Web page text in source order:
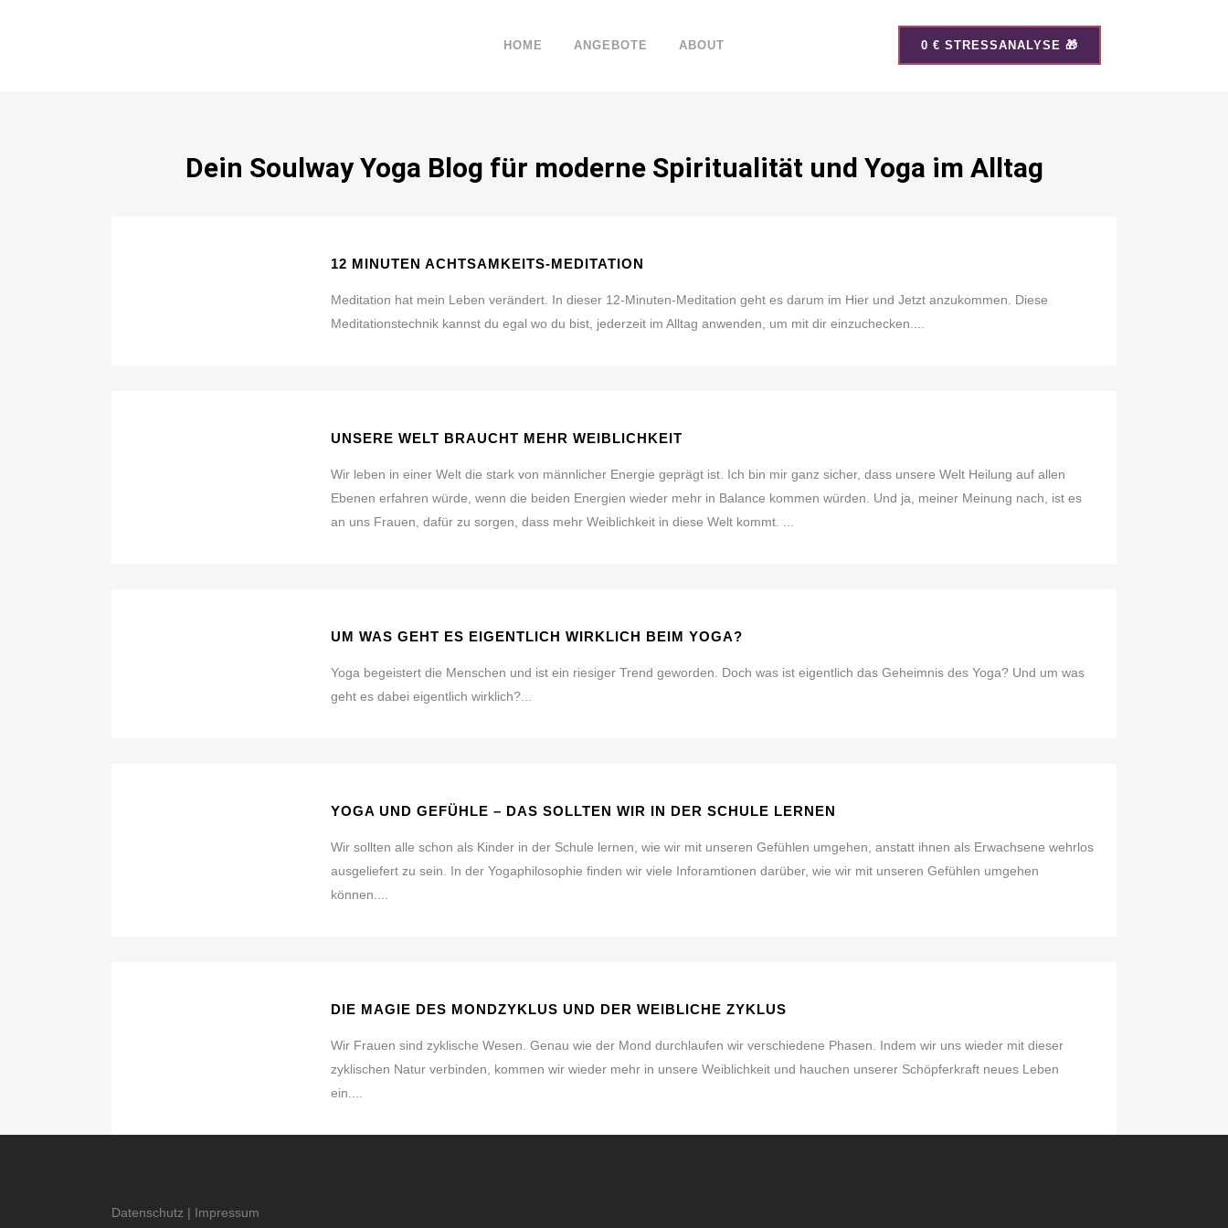
0 € STRESSANALYSE 🎁
HOME ANGEBOTE ABOUT
Dein Soulway Yoga Blog für moderne Spiritualität und Yoga im Alltag
12 MINUTEN ACHTSAMKEITS-MEDITATION
Meditation hat mein Leben verändert. In dieser 12-Minuten-Meditation geht es darum im Hier und Jetzt anzukommen. Diese
Meditationstechnik kannst du egal wo du bist, jederzeit im Alltag anwenden, um mit dir einzuchecken....
UNSERE WELT BRAUCHT MEHR WEIBLICHKEIT
Wir leben in einer Welt die stark von männlicher Energie geprägt ist. Ich bin mir ganz sicher, dass unsere Welt Heilung auf allen
Ebenen erfahren würde, wenn die beiden Energien wieder mehr in Balance kommen würden. Und ja, meiner Meinung nach, ist es
an uns Frauen, dafür zu sorgen, dass mehr Weiblichkeit in diese Welt kommt. ...
UM WAS GEHT ES EIGENTLICH WIRKLICH BEIM YOGA?
Yoga begeistert die Menschen und ist ein riesiger Trend geworden. Doch was ist eigentlich das Geheimnis des Yoga? Und um was
geht es dabei eigentlich wirklich?...
YOGA UND GEFÜHLE – DAS SOLLTEN WIR IN DER SCHULE LERNEN
Wir sollten alle schon als Kinder in der Schule lernen, wie wir mit unseren Gefühlen umgehen, anstatt ihnen als Erwachsene wehrlos
ausgeliefert zu sein. In der Yogaphilosophie finden wir viele Inforamtionen darüber, wie wir mit unseren Gefühlen umgehen
können....
DIE MAGIE DES MONDZYKLUS UND DER WEIBLICHE ZYKLUS
Wir Frauen sind zyklische Wesen. Genau wie der Mond durchlaufen wir verschiedene Phasen. Indem wir uns wieder mit dieser
zyklischen Natur verbinden, kommen wir wieder mehr in unsere Weiblichkeit und hauchen unserer Schöpferkraft neues Leben
ein....
Datenschutz | Impressum